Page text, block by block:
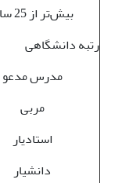
بیش‌تر از 25 سال
رتبه دانشگاهی
مدرس مدعو
مربی
استادیار
دانشیار